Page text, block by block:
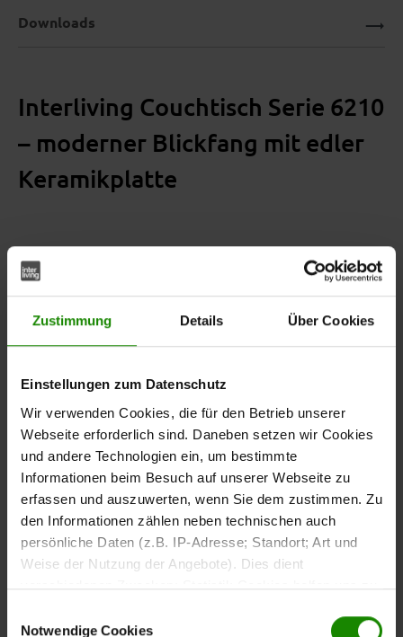
Zustimmung Details Über Cookies
Einstellungen zum Datenschutz
Wir verwenden Cookies, die für den Betrieb unserer
Webseite erforderlich sind. Daneben setzen wir Cookies
und andere Technologien ein, um bestimmte
Informationen beim Besuch auf unserer Webseite zu
erfassen und auszuwerten, wenn Sie dem zustimmen. Zu
den Informationen zählen neben technischen auch
persönliche Daten (z.B. IP-Adresse; Standort; Art und
Weise der Nutzung der Angebote). Dies dient
verschiedenen Zwecken: Statistik Cookies helfen uns zu
nutzen, indem sie Informationen sammeln und sie
Notwendige Cookies
Interliving Couchtisch Serie 6210
– moderner Blickfang mit edler
Keramikplatte
Elegant, robust, vielseitig – der
aus der
Interliving Couchtisch Serie 6210 bringt modernen Stil
und langlebige Qualität in dein Wohnzimmer. Die
und demedelstahlfarbenen Stahlgestell
einer modernen, stilvollen Form vereint.
Design, das Akzente setzt
Mit seiner elegant gemaserten Oberfläche und klaren
Linien fügt sich der Tisch mühelos in unterschiedlichste
Keramikplatte in edler Marmoroptik sorgt für ein
Downloads